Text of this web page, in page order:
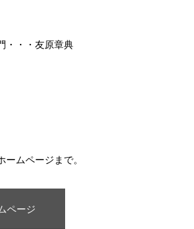
・・・友原章典
ムページまで。
ページ